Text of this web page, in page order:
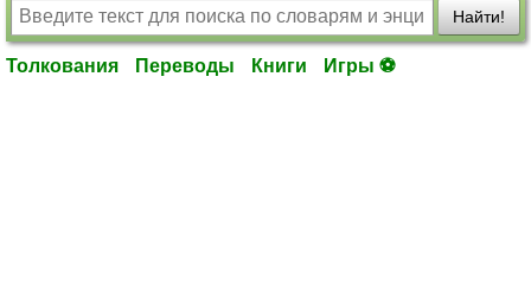
Найти!
Толкования Переводы Книги Игры ⚽